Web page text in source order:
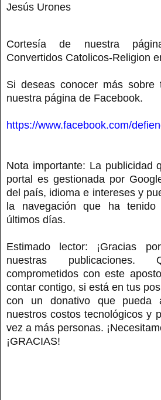
Jesús Urones
Cortesía de nuestra
Convertidos Catolicos-Religion
Si deseas conocer más sobre
nuestra página de Facebook.
https://www.facebook.com/
Nota importante: La publicidad
portal es gestionada por
del país, idioma e intereses y
la navegación que ha
últimos días.
Estimado lector: ¡Gracias
nuestras publicaciones.
comprometidos con este
contar contigo, si está en tus
con un donativo que pueda
nuestros costos tecnológicos y
vez a más personas.
¡GRACIAS!